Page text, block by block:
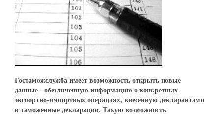
Гостаможслужба имеет возможность открыть новые
данные - обезличенную информацию о конкретных
экспортно-импортных операциях, внесенную декларантами
в таможенные декларации. Такую возможность